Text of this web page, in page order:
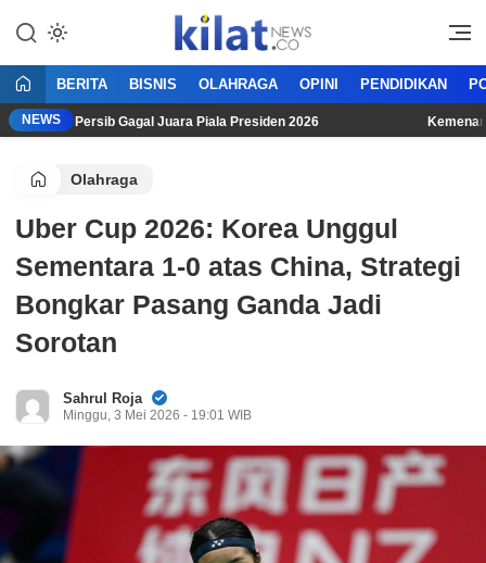
KilatNews.co
Mencerdaskan Anak Bangsa
BERITA BISNIS OLAHRAGA OPINI PENDIDIKAN
NEWSPersib Gagal Juara Piala Presiden 2026
Olahraga
Uber Cup 2026: Korea Unggul
Sementara 1-0 atas China, Strategi
Bongkar Pasang Ganda Jadi
Sorotan
Sahrul Roja
Minggu, 3 Mei 2026 - 19:01 WIB